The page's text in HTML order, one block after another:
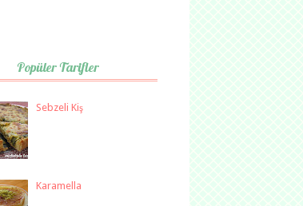
Popüler Tarifler
Sebzeli Kiş
Karamella